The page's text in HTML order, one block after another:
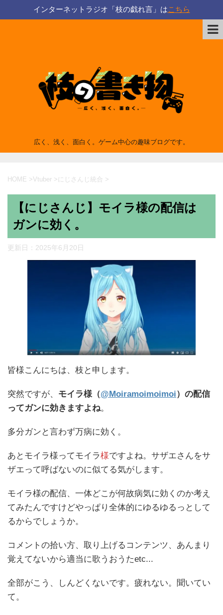
インターネットラジオ「枝の戯れ言」はこちら
広く、浅く、面白く。ゲーム中心の趣味ブログです。
HOME >Vtuber >にじさんじ統合 >
【にじさんじ】モイラ様の配信は
ガンに効く。
更新日： 2025年6月20日
皆様こんにちは、枝と申します。
突然ですが、 モイラ様（@Moiramoimoimoi）の配信
ってガンに効きますよね。
多分ガンと言わず万病に効く。
あとモイラ様ってモイラ様ですよね。サザエさんをサ
ザエって呼ばないのに似てる気がします。
モイラ様の配信、一体どこが何故病気に効くのか考え
てみたんですけどやっぱり全体的にゆるゆるっとして
るからでしょうか。
コメントの拾い方、取り上げるコンテンツ、あんまり
覚えてないから適当に歌うおうたetc...
全部がこう、しんどくないです。疲れない。聞いてい
て。